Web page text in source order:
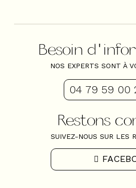
Besoin
NOS EXPERTS SONT À
04 79 59 00
Restons
SUIVEZ-NOUS SUR LES